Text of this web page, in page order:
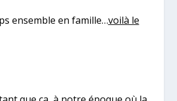
ensemble en famille…voilà le